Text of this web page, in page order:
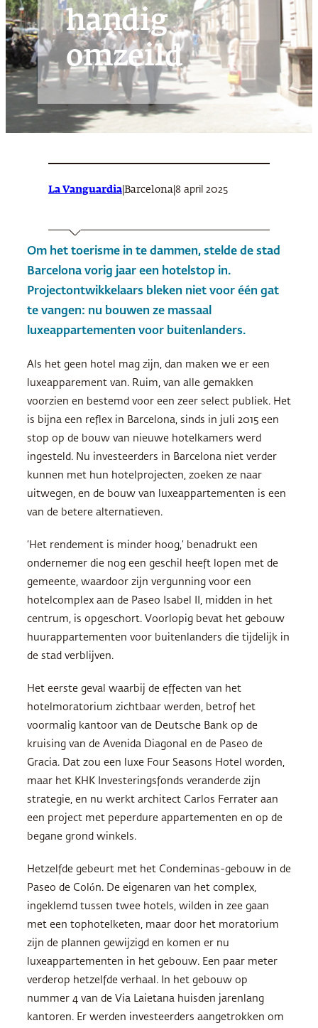
handig
omzeild
La Vanguardia Barcelona 8 april 2025
Om het toerisme in te dammen, stelde de stad
Barcelona vorig jaar een hotelstop in.
Projectontwikkelaars bleken niet voor één gat
te vangen: nu bouwen ze massaal
luxeappartementen voor buitenlanders.
Als het geen hotel mag zijn, dan maken we er een
luxeapparement van. Ruim, van alle gemakken
voorzien en bestemd voor een zeer select publiek. Het
is bijna een reflex in Barcelona, sinds in juli 2015 een
stop op de bouw van nieuwe hotelkamers werd
ingesteld. Nu investeerders in Barcelona niet verder
kunnen met hun hotelprojecten, zoeken ze naar
uitwegen, en de bouw van luxeappartementen is een
van de betere alternatieven.
‘Het rendement is minder hoog,’ benadrukt een
ondernemer die nog een geschil heeft lopen met de
gemeente, waardoor zijn vergunning voor een
hotelcomplex aan de Paseo Isabel II, midden in het
centrum, is opgeschort. Voorlopig bevat het gebouw
huurappartementen voor buitenlanders die tijdelijk in
de stad verblijven.
Het eerste geval waarbij de effecten van het
hotelmoratorium zichtbaar werden, betrof het
voormalig kantoor van de Deutsche Bank op de
kruising van de Avenida Diagonal en de Paseo de
Gracia. Dat zou een luxe Four Seasons Hotel worden,
maar het KHK Investeringsfonds veranderde zijn
strategie, en nu werkt architect Carlos Ferrater aan
een project met peperdure appartementen en op de
begane grond winkels.
Hetzelfde gebeurt met het Condeminas-gebouw in de
Paseo de Colón. De eigenaren van het complex,
ingeklemd tussen twee hotels, wilden in zee gaan
met een tophotelketen, maar door het moratorium
zijn de plannen gewijzigd en komen er nu
luxeappartementen in het gebouw. Een paar meter
verderop hetzelfde verhaal. In het gebouw op
nummer 4 van de Via Laietana huisden jarenlang
kantoren. Er werden investeerders aangetrokken om